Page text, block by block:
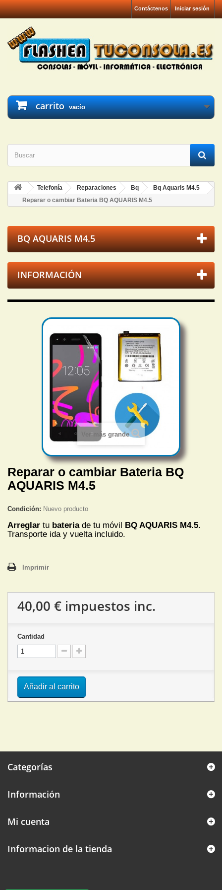
Iniciar sesión
Contáctenos
carrito vacío
Telefonía Reparaciones Bq
Bq Aquaris M4.5
Reparar o cambiar Bateria BQ AQUARIS M4.5
BQ AQUARIS M4.5
INFORMACIÓN
Ver más grande
Reparar o cambiar Bateria BQ
AQUARIS M4.5
Condición: Nuevo producto
Arreglar tu bateria de tu móvil BQ AQUARIS M4.5.
Transporte ida y vuelta incluido.
Imprimir
40,00 € impuestos inc.
Cantidad
Añadir al carrito
Categorías
Información
Mi cuenta
Informacion de la tienda